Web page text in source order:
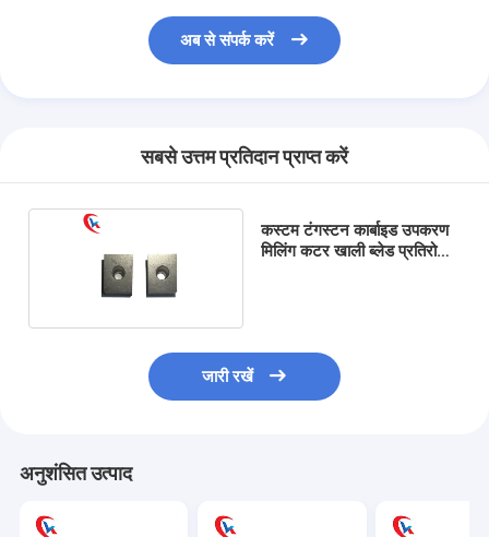
अब से संपर्क करें
सबसे उत्तम प्रतिदान प्राप्त करें
कस्टम टंगस्टन कार्बाइड उपकरण
मिलिंग कटर खाली ब्लेड प्रतिरोधी
जारी रखें
अनुशंसित उत्पाद